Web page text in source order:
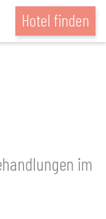
Hotel finden
im